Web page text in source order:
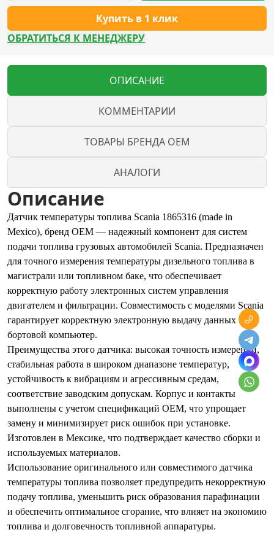
Купить в 1 клик
ОБРАТИТЬСЯ К МЕНЕДЖЕРУ
ОПИСАНИЕ
КОММЕНТАРИИ
ТОВАРЫ БРЕНДА OEM
АНАЛОГИ
Описание
Датчик температуры топлива Scania 1865316 (made in
Mexico), бренд OEM — надежный компонент для систем
подачи топлива грузовых автомобилей Scania. Предназначен
для точного измерения температуры дизельного топлива в
магистрали или топливном баке, что обеспечивает
корректную работу электронных систем управления
двигателем и фильтрации. Совместимость с моделями Scania
гарантирует корректную электронную выдачу данных в
бортовой компьютер.
Преимущества этого датчика: высокая точность измерений,
стабильная работа в широком диапазоне температур,
устойчивость к вибрациям и агрессивным средам,
соответствие заводским допускам. Корпус и контакты
выполнены с учетом спецификаций OEM, что упрощает
замену и минимизирует риск ошибок при установке.
Изготовлен в Мексике, что подтверждает качество сборки и
используемых материалов.
Использование оригинального или совместимого датчика
температуры топлива позволяет предупредить некорректную
подачу топлива, уменьшить риск образования парафинации
и обеспечить оптимальное сгорание, что влияет на экономию
топлива и долговечность топливной аппаратуры.